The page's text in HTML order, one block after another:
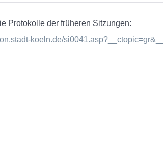
Protokolle der früheren Sitzungen:
koeln.de/